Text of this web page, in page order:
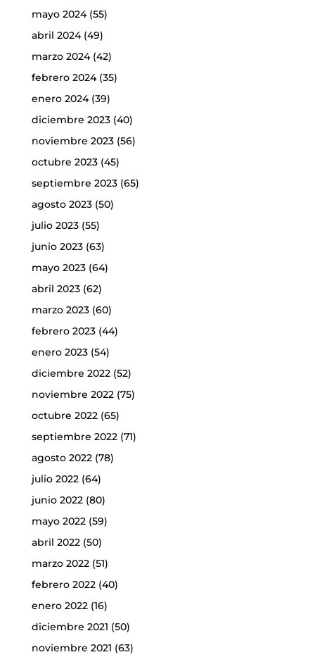
mayo 2024(55)
abril 2024(49)
marzo 2024(42)
febrero 2024(35)
enero 2024(39)
diciembre 2023(40)
noviembre 2023(56)
octubre 2023(45)
septiembre 2023(65)
agosto 2023(50)
julio 2023(55)
junio 2023(63)
mayo 2023(64)
abril 2023(62)
marzo 2023(60)
febrero 2023(44)
enero 2023(54)
diciembre 2022(52)
noviembre 2022(75)
octubre 2022(65)
septiembre 2022(71)
agosto 2022(78)
julio 2022(64)
junio 2022(80)
mayo 2022(59)
abril 2022(50)
marzo 2022(51)
febrero 2022(40)
enero 2022(16)
diciembre 2021 (50)
noviembre 2021 (63)